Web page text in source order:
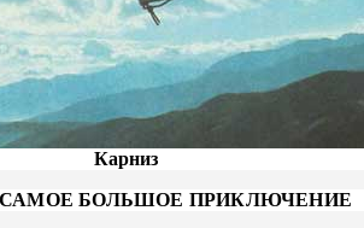
Карниз
БОЛЬШОЕ ПРИКЛЮЧЕНИЕ